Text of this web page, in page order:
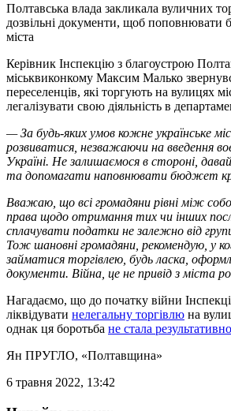
Полтавська влада закликала вуличних
дозвільні документи, щоб поповнювати
міста
Керівник Інспекцію з благоустрою
міськвиконкому Максим Малько
переселенців, які торгують на вулицях
легалізувати свою діяльність в
— За будь-яких умов кожне українське
розвиватися, незважаючи на введення
Україні. Не залишаємося в стороні,
та допомагати наповнювати бюджет
Вважаю, що всі громадяни рівні між
права щодо отримання тих чи інших
сплачувати податки не залежно від
Тож шановні громадяни, рекомендую, у
займатися торгівлею, будь ласка,
документи. Війна, це не привід з міста
Нагадаємо, що до початку війни
ліквідувати нелегальну торгівлю на
однак ця боротьба не стала
Ян ПРУГЛО, «Полтавщина»
6 травня 2022, 13:42